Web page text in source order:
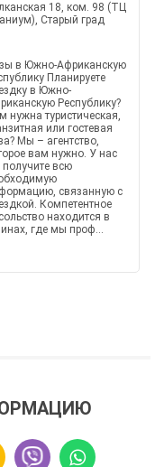
18, ком. 98 (ТЦ
Старый град
в Южно-Африканскую
Планируете
в Южно-
Республику?
нужна туристическая,
или гостевая
Мы – агентство,
вам нужно. У нас
всю
связанную с
Компетентное
находится в
где мы проф...